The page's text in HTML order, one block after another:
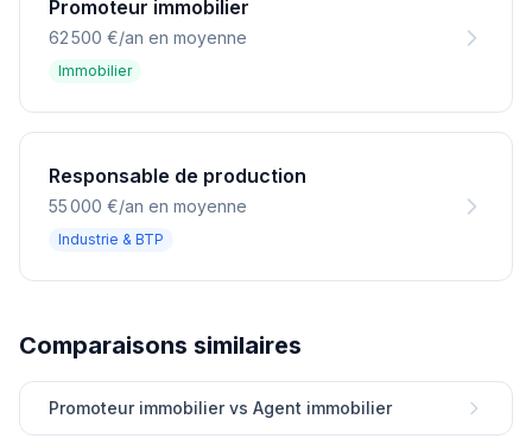
Promoteur immobilier
62 500 €/an en moyenne
Immobilier
Responsable de production
55 000 €/an en moyenne
Industrie & BTP
Comparaisons similaires
Promoteur immobilier vs Agent immobilier